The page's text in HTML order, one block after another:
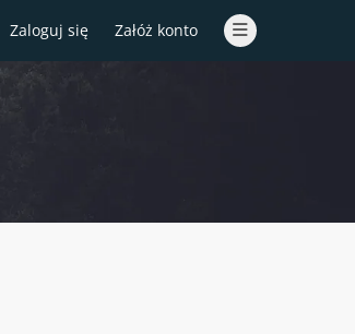
Zaloguj się Załóż konto